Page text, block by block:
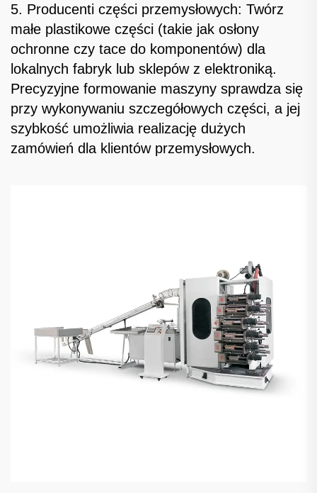
5. Producenti części przemysłowych: Twórz
małe plastikowe części (takie jak osłony
ochronne czy tace do komponentów) dla
lokalnych fabryk lub sklepów z elektroniką.
Precyzyjne formowanie maszyny sprawdza się
przy wykonywaniu szczegółowych części, a jej
szybkość umożliwia realizację dużych
zamówień dla klientów przemysłowych.